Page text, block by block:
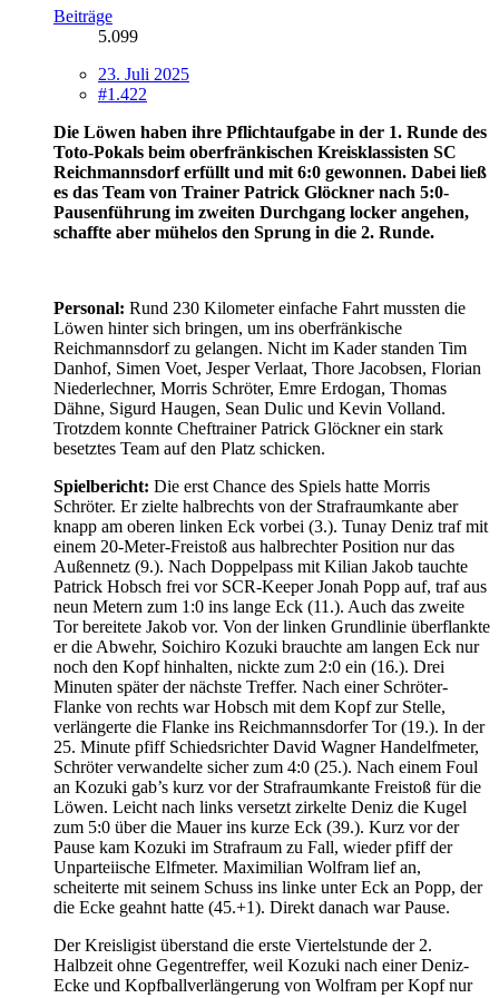
Beiträge
5.099
23. Juli 2025
#1.422
Die Löwen haben ihre Pflichtaufgabe in der 1. Runde des
Toto-Pokals beim oberfränkischen Kreisklassisten SC
Reichmannsdorf erfüllt und mit 6:0 gewonnen. Dabei ließ
es das Team von Trainer Patrick Glöckner nach 5:0-
Pausenführung im zweiten Durchgang locker angehen,
schaffte aber mühelos den Sprung in die 2. Runde.
Personal: Rund 230 Kilometer einfache Fahrt mussten die
Löwen hinter sich bringen, um ins oberfränkische
Reichmannsdorf zu gelangen. Nicht im Kader standen Tim
Danhof, Simen Voet, Jesper Verlaat, Thore Jacobsen, Florian
Niederlechner, Morris Schröter, Emre Erdogan, Thomas
Dähne, Sigurd Haugen, Sean Dulic und Kevin Volland.
Trotzdem konnte Cheftrainer Patrick Glöckner ein stark
besetztes Team auf den Platz schicken.
Spielbericht: Die erst Chance des Spiels hatte Morris
Schröter. Er zielte halbrechts von der Strafraumkante aber
knapp am oberen linken Eck vorbei (3.). Tunay Deniz traf mit
einem 20-Meter-Freistoß aus halbrechter Position nur das
Außennetz (9.). Nach Doppelpass mit Kilian Jakob tauchte
Patrick Hobsch frei vor SCR-Keeper Jonah Popp auf, traf aus
neun Metern zum 1:0 ins lange Eck (11.). Auch das zweite
Tor bereitete Jakob vor. Von der linken Grundlinie überflankte
er die Abwehr, Soichiro Kozuki brauchte am langen Eck nur
noch den Kopf hinhalten, nickte zum 2:0 ein (16.). Drei
Minuten später der nächste Treffer. Nach einer Schröter-
Flanke von rechts war Hobsch mit dem Kopf zur Stelle,
verlängerte die Flanke ins Reichmannsdorfer Tor (19.). In der
25. Minute pfiff Schiedsrichter David Wagner Handelfmeter,
Schröter verwandelte sicher zum 4:0 (25.). Nach einem Foul
an Kozuki gab’s kurz vor der Strafraumkante Freistoß für die
Löwen. Leicht nach links versetzt zirkelte Deniz die Kugel
zum 5:0 über die Mauer ins kurze Eck (39.). Kurz vor der
Pause kam Kozuki im Strafraum zu Fall, wieder pfiff der
Unparteiische Elfmeter. Maximilian Wolfram lief an,
scheiterte mit seinem Schuss ins linke unter Eck an Popp, der
die Ecke geahnt hatte (45.+1). Direkt danach war Pause.
Der Kreisligist überstand die erste Viertelstunde der 2.
Halbzeit ohne Gegentreffer, weil Kozuki nach einer Deniz-
Ecke und Kopfballverlängerung von Wolfram per Kopf nur